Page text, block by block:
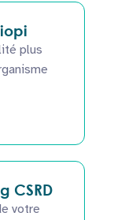
plus
CSRD
votre